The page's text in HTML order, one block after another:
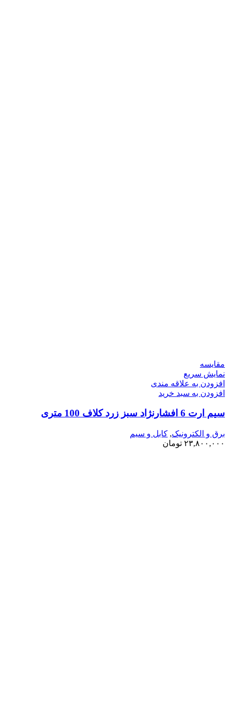
مقايسه
نمایش سریع
افزودن به علاقه مندی
افزودن به سبد خرید
سیم ارت 6 افشارنژاد سبز زرد کلاف 100 متری
برق و الکترونیک, کابل و سیم
۲۳,۸۰۰,۰۰۰ تومان